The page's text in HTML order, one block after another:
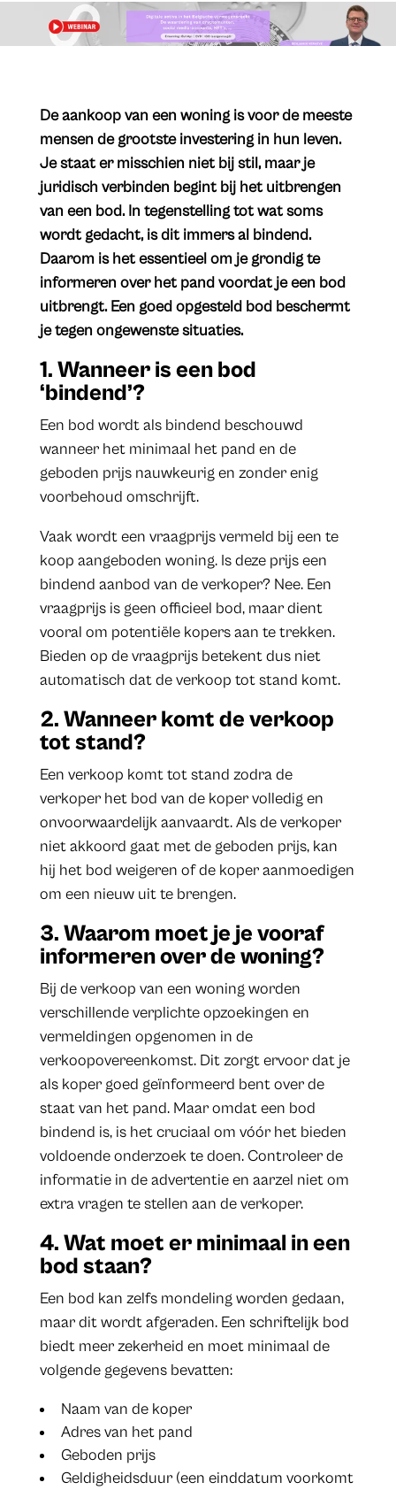
De aankoop van een woning is voor de meeste
mensen de grootste investering in hun leven.
Je staat er misschien niet bij stil, maar je
juridisch verbinden begint bij het uitbrengen
van een bod. In tegenstelling tot wat soms
wordt gedacht, is dit immers al bindend.
Daarom is het essentieel om je grondig te
informeren over het pand voordat je een bod
uitbrengt. Een goed opgesteld bod beschermt
je tegen ongewenste situaties.
1. Wanneer is een bod
‘bindend’?
Een bod wordt als bindend beschouwd
wanneer het minimaal het pand en de
geboden prijs nauwkeurig en zonder enig
voorbehoud omschrijft.
Vaak wordt een vraagprijs vermeld bij een te
koop aangeboden woning. Is deze prijs een
bindend aanbod van de verkoper? Nee. Een
vraagprijs is geen officieel bod, maar dient
vooral om potentiële kopers aan te trekken.
Bieden op de vraagprijs betekent dus niet
automatisch dat de verkoop tot stand komt.
2. Wanneer komt de verkoop
tot stand?
Een verkoop komt tot stand zodra de
verkoper het bod van de koper volledig en
onvoorwaardelijk aanvaardt. Als de verkoper
niet akkoord gaat met de geboden prijs, kan
hij het bod weigeren of de koper aanmoedigen
om een nieuw uit te brengen.
3. Waarom moet je je vooraf
informeren over de woning?
Bij de verkoop van een woning worden
verschillende verplichte opzoekingen en
vermeldingen opgenomen in de
verkoopovereenkomst. Dit zorgt ervoor dat je
als koper goed geïnformeerd bent over de
staat van het pand. Maar omdat een bod
bindend is, is het cruciaal om vóór het bieden
voldoende onderzoek te doen. Controleer de
informatie in de advertentie en aarzel niet om
extra vragen te stellen aan de verkoper.
4. Wat moet er minimaal in een
bod staan?
Een bod kan zelfs mondeling worden gedaan,
maar dit wordt afgeraden. Een schriftelijk bod
biedt meer zekerheid en moet minimaal de
volgende gegevens bevatten:
Naam van de koper
Adres van het pand
Geboden prijs
Geldigheidsduur (een einddatum voorkomt